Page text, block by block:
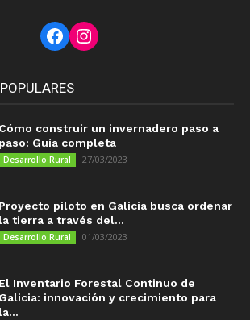
Facebook
Instagram
Cómo construir un invernadero paso a
paso: Guía completa
Desarrollo Rural 27/03/2023
Proyecto piloto en Galicia busca ordenar
la tierra a través del...
Desarrollo Rural 01/03/2023
El Inventario Forestal Continuo de
Galicia: innovación y crecimiento para
la...